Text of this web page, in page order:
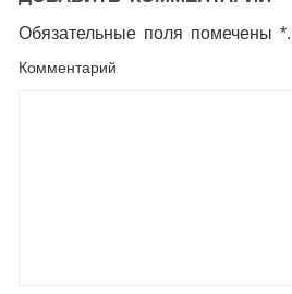
Обязательные поля помечены
Комментарий